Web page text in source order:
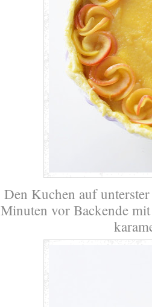
Den Kuchen auf
Minuten vor Backende